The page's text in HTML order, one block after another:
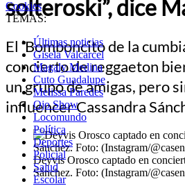
Cookies
TEMAS:
Últimas noticias
Gisela Valcarcel
Magaly Medina
Cuto Guadalupe
Melissa Paredes
Ojo Show
Locomundo
Política
Deportes
Policial
Salud
Escolar
solteroski”, dice
El ‘Bomboncito de la
concierto de reggaeton
un grupo de amigas, pero
influencer Cassandra
Deyvis Orosco captado en
Sánchez. Foto: (Instagram/